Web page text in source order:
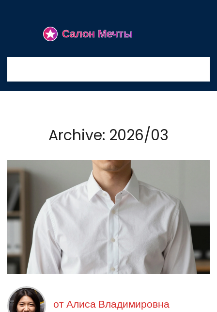
Archive: 2026/03
отАлиса Владимировна